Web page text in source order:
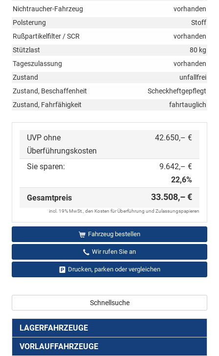
Nichtraucher-Fahrzeug
vorhanden
Polsterung
Stoff
Rußpartikelfilter / SCR
vorhanden
Stützlast
80 kg
Tageszulassung
vorhanden
Zustand
unfallfrei
Zustand, Beschaffenheit
Scheckheftgepflegt
Zustand, Fahrfähigkeit
fahrtauglich
UVP ohne
Überführungskosten
42.650,– €
Sie sparen:
9.642,– €
22,6%
Gesamtpreis
33.508,– €
incl. 19% MwSt., den Kosten für Überführung und Zulassungspapieren
Fahrzeug bestellen
Wir rufen Sie an
Drucken, parken oder vergleichen
Schnellsuche
LAGERFAHRZEUGE
VORLAUFFAHRZEUGE